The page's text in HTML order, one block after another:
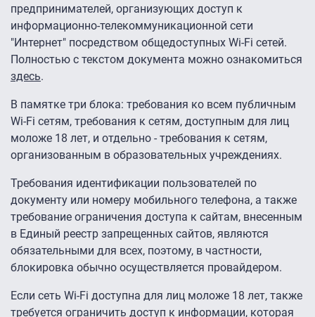
предпринимателей, организующих доступ к
информационно-телекоммуникационной сети
"Интернет" посредством общедоступных Wi-Fi сетей.
Полностью с текстом документа можно ознакомиться
здесь.
В памятке три блока: требования ко всем публичным
Wi-Fi сетям, требования к сетям, доступным для лиц
моложе 18 лет, и отдельно - требования к сетям,
организованным в образовательных учреждениях.
Требования идентификации пользователей по
документу или номеру мобильного телефона, а также
требование ограничения доступа к сайтам, внесенным
в Единый реестр запрещенных сайтов, являются
обязательными для всех, поэтому, в частности,
блокировка обычно осуществляется провайдером.
Если сеть Wi-Fi доступна для лиц моложе 18 лет, также
требуется ограничить доступ к информации, которая